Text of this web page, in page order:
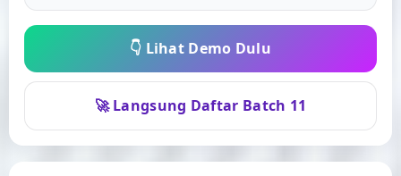
👇 Lihat Demo Dulu
🚀 Langsung Daftar Batch 11